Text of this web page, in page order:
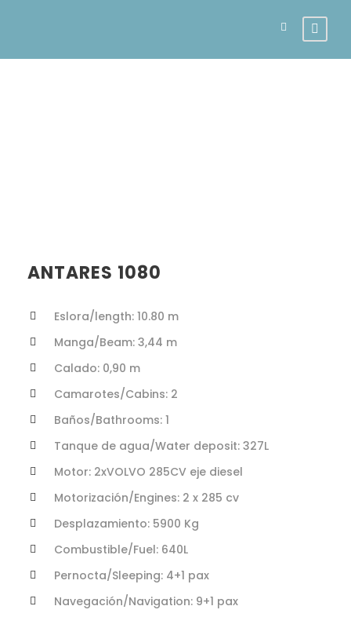
ANTARES 1080
Eslora/length: 10.80 m
Manga/Beam: 3,44 m
Calado: 0,90 m
Camarotes/Cabins: 2
Baños/Bathrooms: 1
Tanque de agua/Water deposit: 327L
Motor: 2xVOLVO 285CV eje diesel
Motorización/Engines: 2 x 285 cv
Desplazamiento: 5900 Kg
Combustible/Fuel: 640L
Pernocta/Sleeping: 4+1 pax
Navegación/Navigation: 9+1 pax